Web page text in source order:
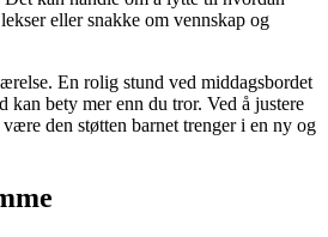
eller snakke om vennskap og
En rolig stund ved middagsbordet
kan bety mer enn du tror. Ved å justere
den støtten barnet trenger i en ny og